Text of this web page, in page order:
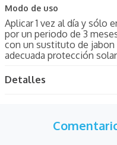
Modo de uso
Aplicar 1 vez al día y sólo
por un periodo de 3
con un sustituto de jabon
adecuada protección
Detalles